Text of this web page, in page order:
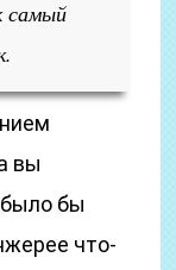
самый
вы
бы
что-